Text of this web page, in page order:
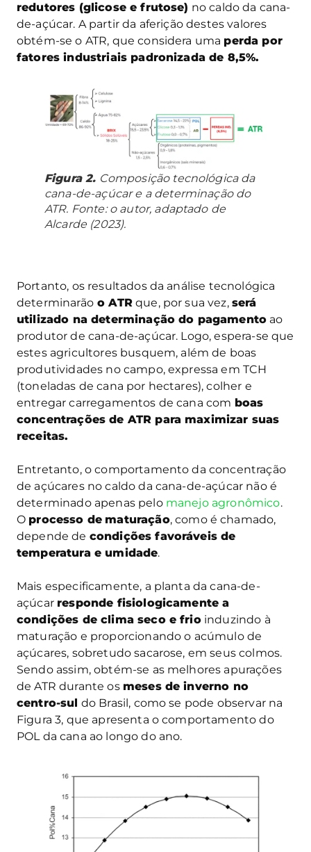
redutores (glicose e frutose) no caldo da cana-
de-açúcar. A partir da aferição destes valores
obtém-se o ATR, que considera uma perda por
fatores industriais padronizada de 8,5%.
Figura 2. Composição tecnológica da
cana-de-açúcar e a determinação do
ATR. Fonte: o autor, adaptado de
Alcarde (2023).
Portanto, os resultados da análise tecnológica
determinarãoo ATRque, por sua vez, será
utilizado na determinação do pagamento ao
produtor de cana-de-açúcar. Logo, espera-se que
estes agricultores busquem, além de boas
produtividades no campo, expressa em TCH
(toneladas de cana por hectares), colher e
entregar carregamentos de cana com boas
concentrações de ATR para maximizar suas
receitas.
Entretanto, o comportamento da concentração
de açúcares no caldo da cana-de-açúcar não é
determinado apenas pelo manejo agronômico.
O processo de maturação, como é chamado,
depende de condições favoráveis de
temperatura e umidade.
Mais especificamente, a planta da cana-de-
açúcar responde fisiologicamente a
condições de clima seco e frioinduzindo à
maturação e proporcionando o acúmulo de
açúcares, sobretudo sacarose, em seus colmos.
Sendo assim, obtém-se as melhores apurações
de ATR durante os meses de inverno no
centro-sul do Brasil, como se pode observar na
Figura 3, que apresenta o comportamento do
POL da cana ao longo do ano.